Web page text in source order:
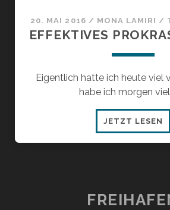
20. MAI 2016 / MONA LAMIRI /
EFFEKTIVES
Eigentlich hatte ich heute viel
habe ich morgen
JETZT LESEN